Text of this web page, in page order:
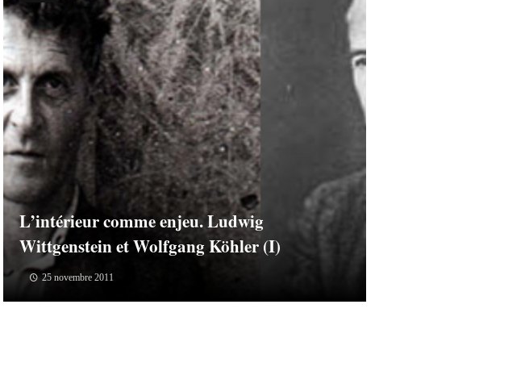
L’intérieur comme enjeu. Ludwig
Wittgenstein et Wolfgang Köhler (I)
25 novembre 2011